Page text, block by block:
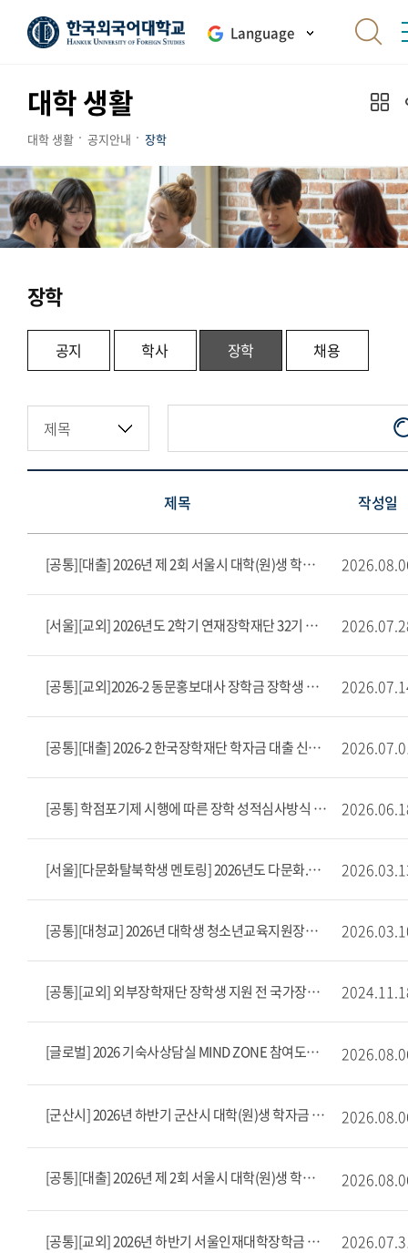
Language
대학 생활
대학 생활 공지안내 장학
장학
공지 학사 장학
채용
제목 작성일
[공통][대출] 2026년 제 2회 서울시 대학(원)생 학자금대출 이자 지원
[서울][교외] 2026년도 2학기 연재장학재단 32기 장학생 선발안내(~8/10)
[공통][교외]2026-2 동문홍보대사 장학금 장학생 모집(~8/12)
[공통][대출] 2026-2 한국장학재단 학자금 대출 신청 안내
[공통] 학점포기제 시행에 따른 장학 성적심사방식 안내
[서울][다문화탈북학생 멘토링] 2026년도 다문화.탈북(이주.북한배경)학생 멘토링 사업 장학생 모집 안내(상시 모집)
[공통][대청교] 2026년 대학생 청소년교육지원장학금 멘토 모집안내
[공통][교외] 외부장학재단 장학생 지원 전 국가장학금 신청
[글로벌] 2026 기숙사상담실 MIND ZONE 참여도우미(근로) 모집
[군산시] 2026년 하반기 군산시 대학(원)생 학자금 대출 이자 지원
[공통][대출] 2026년 제 2회 서울시 대학(원)생 학자금대출 이자 지원
[공통][교외] 2026년 하반기 서울인재대학장학금 장학생 선발 공고(8/3~8/10)